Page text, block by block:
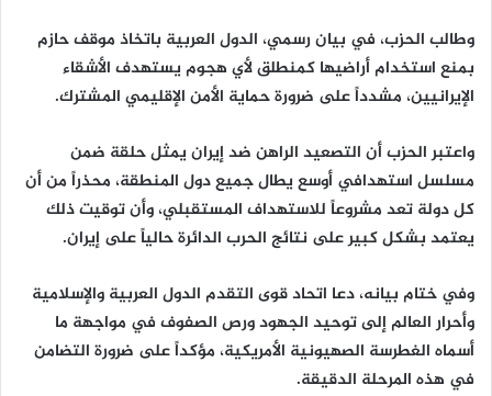
وطالب الحزب، في بيان رسمي، الدول العربية باتخاذ موقف حازم
بمنع استخدام أراضيها كمنطلق لأي هجوم يستهدف الأشقاء
الإيرانيين، مشدداً على ضرورة حماية الأمن الإقليمي المشترك.
واعتبر الحزب أن التصعيد الراهن ضد إيران يمثل حلقة ضمن
مسلسل استهدافي أوسع يطال جميع دول المنطقة، محذراً من أن
كل دولة تعد مشروعاً للاستهداف المستقبلي، وأن توقيت ذلك
يعتمد بشكل كبير على نتائج الحرب الدائرة حالياً على إيران.
وفي ختام بيانه، دعا اتحاد قوى التقدم الدول العربية والإسلامية
وأحرار العالم إلى توحيد الجهود ورص الصفوف في مواجهة ما
أسماه الغطرسة الصهيونية الأمريكية، مؤكداً على ضرورة التضامن
في هذه المرحلة الدقيقة.